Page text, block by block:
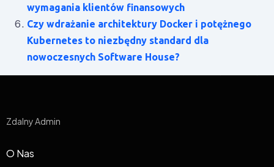
wymagania klientów finansowych
Czy wdrażanie architektury Docker i potężnego
Kubernetes to niezbędny standard dla
nowoczesnych Software House?
Zdalny Admin
O Nas